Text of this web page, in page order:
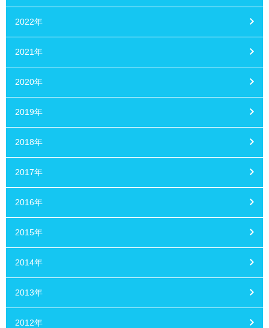
2022年
2021年
2020年
2019年
2018年
2017年
2016年
2015年
2014年
2013年
2012年